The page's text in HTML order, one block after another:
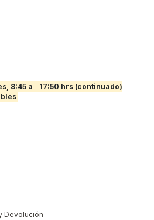
8:45 a
17:50 hrs (continuado)
Devolución